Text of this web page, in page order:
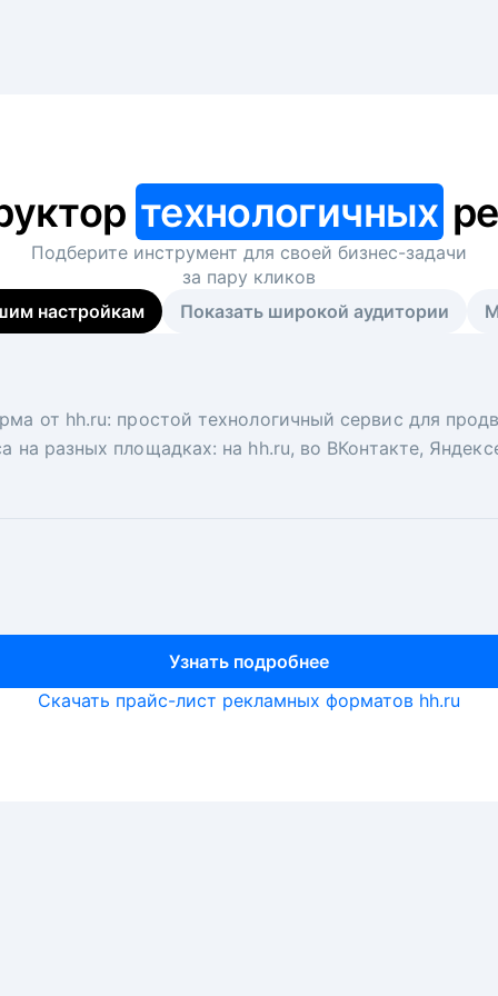
технологичных
Подберите инструмент для своей бизнес-задачи
за пару кликов
настройкам
Показать широкой аудитории
от hh.ru: простой технологичный сервис для
на разных площадках: на hh.ru, во ВКонтакте,
Узнать подробнее
вакансий на главной странице hh.ru.
ключ. Решите, сколько кандидатов и когда вам
рекрутеры и проектные менеджеры hh.ru с
Узнать подробнее
Скачать прайс-лист рекламных форматов hh.ru